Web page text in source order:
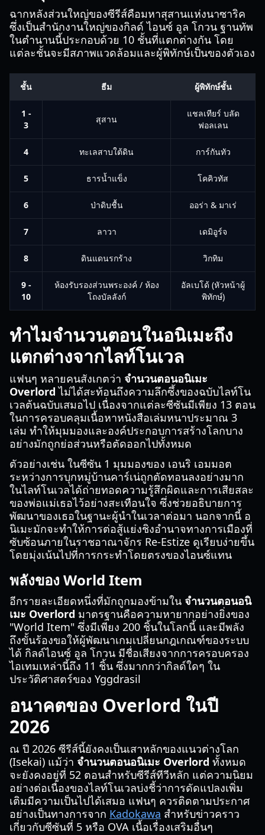
ฉากหลังส่วนใหญ่ของซีรีส์คือมหาสุสานแห่งนาซาริค
ซึ่งเป็นสำนักงานใหญ่ของกิลด์ ไอนซ์ อูล โกวน ฐานทัพ
ในตำนานนี้ประกอบด้วย 10 ชั้นที่แตกต่างกัน โดย
แต่ละชั้นจะมีสภาพแวดล้อมและผู้พิทักษ์เป็นของตัวเอง
ชั้น ธีม ผู้พิทักษ์ชั้น
1 -
3
สุสาน
แชลเทียร์ บลัด
ฟอลเลน
4 ทะเลสาบใต้ดิน การ์กันทัว
5 ธารน้ำแข็ง โคคิวทัส
6 ป่าดิบชื้น ออร่า & มาเร่
7 ลาวา เดมิอูร์จ
8 ดินแดนรกร้าง วิกทิม
9 -
10
ห้องรับรองส่วนพระองค์ / ห้อง
โถงบัลลังก์
อัลเบโด้ (หัวหน้าผู้
พิทักษ์)
ทำไมจำนวนตอนในอนิเมะถึง
แตกต่างจากไลท์โนเวล
แฟนๆ หลายคนสังเกตว่า จำนวนตอนอนิเมะ
Overlord ไม่ได้สะท้อนถึงความลึกซึ้งของฉบับไลท์โน
เวลต้นฉบับเสมอไป เนื่องจากแต่ละซีซันมีเพียง 13 ตอน
ในการครอบคลุมเนื้อหาหนังสือเล่มหนาประมาณ 3
เล่ม ทำให้มุมมองและองค์ประกอบการสร้างโลกบาง
อย่างมักถูกย่อส่วนหรือตัดออกไปทั้งหมด
ตัวอย่างเช่น ในซีซัน 1 มุมมองของ เอนริ เอมมอต
ระหว่างการบุกหมู่บ้านคาร์เน่ถูกตัดทอนลงอย่างมาก
ในไลท์โนเวลได้ถ่ายทอดความรู้สึกผิดและการเสียสละ
ของพ่อแม่เธอไว้อย่างสะเทือนใจ ซึ่งช่วยอธิบายการ
พัฒนาของเธอในฐานะผู้นำในเวลาต่อมา นอกจากนี้ อ
นิเมะมักจะทำให้การต่อสู้แย่งชิงอำนาจทางการเมืองที่
ซับซ้อนภายในราชอาณาจักร Re-Estize ดูเรียบง่ายขึ้น
โดยมุ่งเน้นไปที่การกระทำโดยตรงของไอนซ์แทน
พลังของ World Item
อีกรายละเอียดหนึ่งที่มักถูกมองข้ามใน จำนวนตอนอนิ
เมะ Overlord มาตรฐานคือความหายากอย่างยิ่งของ
"World Item" ซึ่งมีเพียง 200 ชิ้นในโลกนี้ และมีพลัง
ถึงขั้นร้องขอให้ผู้พัฒนาเกมเปลี่ยนกฎเกณฑ์ของระบบ
ได้ กิลด์ไอนซ์ อูล โกวน มีชื่อเสียงจากการครอบครอง
ไอเทมเหล่านี้ถึง 11 ชิ้น ซึ่งมากกว่ากิลด์ใดๆ ใน
ประวัติศาสตร์ของ Yggdrasil
อนาคตของ Overlord ในปี
2026
ณ ปี 2026 ซีรีส์นี้ยังคงเป็นเสาหลักของแนวต่างโลก
(Isekai) แม้ว่า จำนวนตอนอนิเมะ Overlord ทั้งหมด
จะยังคงอยู่ที่ 52 ตอนสำหรับซีรีส์ทีวีหลัก แต่ความนิยม
อย่างต่อเนื่องของไลท์โนเวลบ่งชี้ว่าการดัดแปลงเพิ่ม
เติมมีความเป็นไปได้เสมอ แฟนๆ ควรติดตามประกาศ
อย่างเป็นทางการจาก Kadokawa สำหรับข่าวคราว
เกี่ยวกับซีซันที่ 5 หรือ OVA เนื้อเรื่องเสริมอื่นๆ